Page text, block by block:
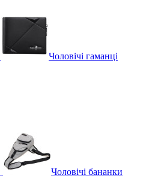
Чоловічі гаманці
Чоловічі бананки